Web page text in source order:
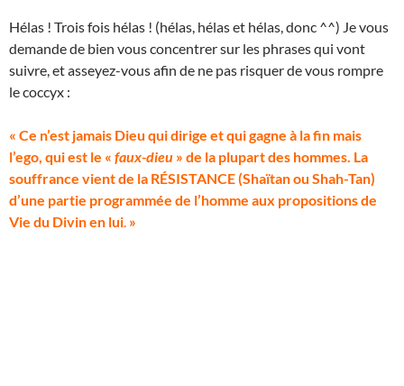
Hélas ! Trois fois hélas ! (hélas, hélas et hélas, donc ^^) Je vous
demande de bien vous concentrer sur les phrases qui vont
suivre, et asseyez-vous afin de ne pas risquer de vous rompre
le coccyx :
« Ce n’est jamais Dieu qui dirige et qui gagne à la fin mais
l’ego, qui est le « faux-dieu » de la plupart des hommes. La
souffrance vient de la RÉSISTANCE (Shaïtan ou Shah-Tan)
d’une partie programmée de l’homme aux propositions de
Vie du Divin en lui »